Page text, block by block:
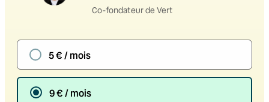
Co-fondateur de Vert
5 € / mois
9 € / mois